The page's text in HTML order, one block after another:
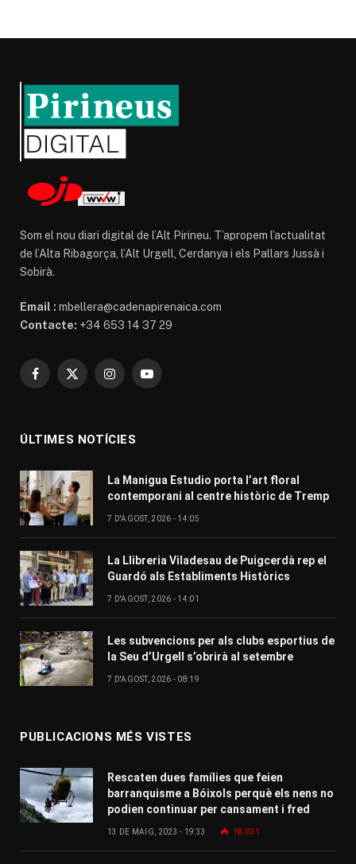
Som el nou diari digital de l’Alt Pirineu. T’apropem l’actualitat
de l’Alta Ribagorça, l’Alt Urgell, Cerdanya i els Pallars Jussà i
Sobirà.
Email : mbellera@cadenapirenaica.com
Contacte: +34 653 14 37 29
Facebook
X
InstagramYouTube
ÚLTIMES NOTÍCIES
La Manigua Estudio porta l’art floral
contemporani al centre històric de Tremp
7 D'AGOST, 2026 - 14:05
La Llibreria Viladesau de Puigcerdà rep el
Guardó als Establiments Històrics
7 D'AGOST, 2026 - 14:01
Les subvencions per als clubs esportius de
la Seu d’Urgell s’obrirà al setembre
7 D'AGOST, 2026 - 08:19
PUBLICACIONS MÉS VISTES
Rescaten dues famílies que feien
barranquisme a Bóixols perquè els nens no
podien continuar per cansament i fred
13 DE MAIG, 2023 - 19:33 18.031